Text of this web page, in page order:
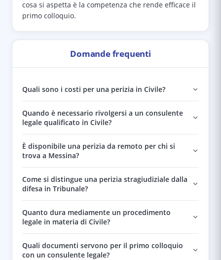
cosa si aspetta è la competenza che rende efficace il
primo colloquio.
Domande frequenti
Quali sono i costi per una perizia in Civile?
Quando è necessario rivolgersi a un consulente
legale qualificato in Civile?
È disponibile una perizia da remoto per chi si
trova a Messina?
Come si distingue una perizia stragiudiziale dalla
difesa in Tribunale?
Quanto dura mediamente un procedimento
legale in materia di Civile?
Quali documenti servono per il primo colloquio
con un consulente legale?